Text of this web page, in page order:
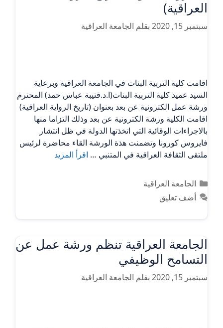
العراقية)
سبتمبر 15, 2020 بقلم الجامعة العراقية
اقامت كلية التربية البنات في الجامعة العراقية وبرعاية
السيد عميد كلية التربية البنات(ا.د.قتيبة عباس حمد) المحترم
ورشة عمل الكترونية عن بعد بعنوان (تاريخ الرواية العراقية)
اقامت الكلية ورشة الكترونية عن بعد وذلك التزاما منها
بالاجراءات الوقائية التي اتخذتها الدولة في ظل انتشار
فايروس كورونا وتضمنت هذة الورشة القاء محاضرة لرئيس
ملتقى الثقافة العراقية في المتنبي … اقرأ المزيد
التصنيفات
الجامعة العراقية
أضف تعليق
الجامعة العراقية تنظم ورشة عمل عن
التسامح الوظيفي
سبتمبر 15, 2020 بقلم الجامعة العراقية